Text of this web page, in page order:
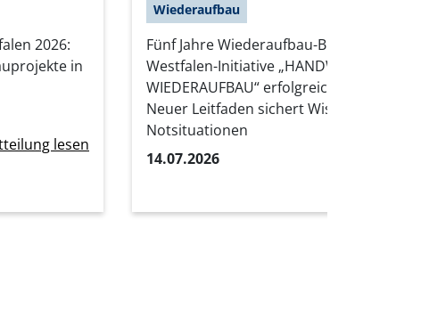
2026:
in
lesen
Wiederaufbau
Fünf Jahre Wiederaufbau-Bilanz:
Westfalen-Initiative „HANDWERK im
WIEDERAUFBAU“ erfolgreich
Neuer Leitfaden sichert Wissen für
Notsituationen
14.07.2026